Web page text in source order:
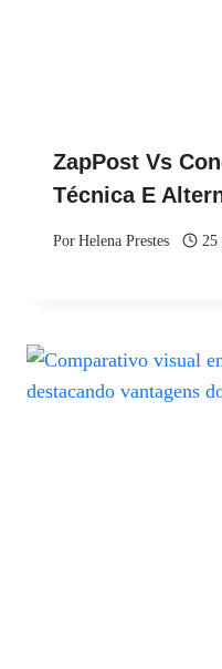
ZapPost Vs
Técnica E
PorHelena Prestes 25